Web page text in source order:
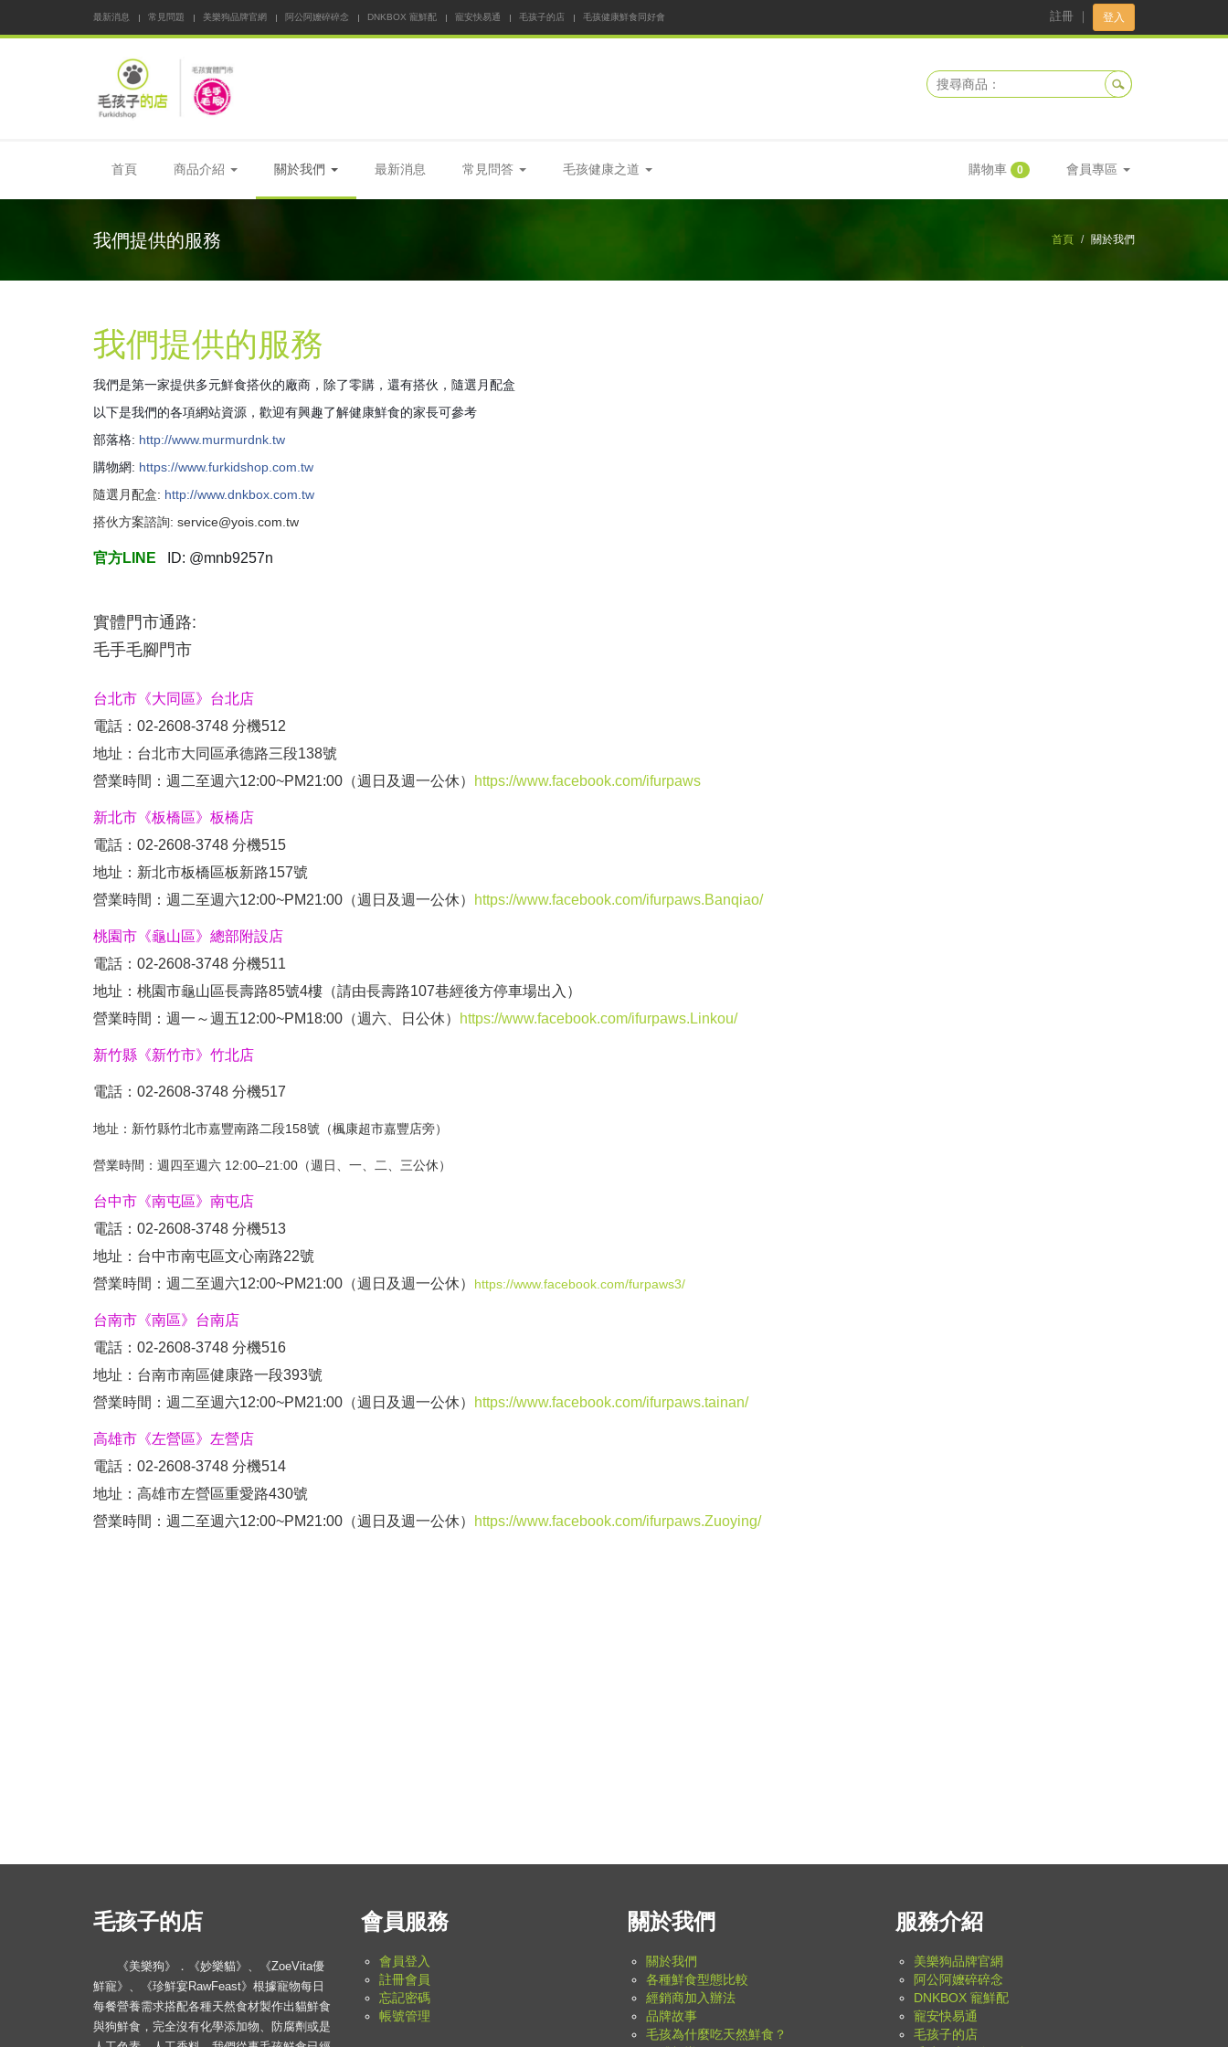
最新消息 常見問題 美樂狗品牌官網 阿公阿嬤碎碎念 DNKBOX 寵鮮配 寵安快易通 毛孩子的店 毛孩健康鮮食同好會 註冊 登入
首頁 商品介紹 關於我們 最新消息 常見問答 毛孩健康之道 購物車 0 會員專區
我們提供的服務 首頁 關於我們
我們提供的服務
我們是第一家提供多元鮮食搭伙的廠商，除了零購，還有搭伙，隨選月配盒
以下是我們的各項網站資源，歡迎有興趣了解健康鮮食的家長可參考
部落格: http://www.murmurdnk.tw
購物網: https://www.furkidshop.com.tw
隨選月配盒: http://www.dnkbox.com.tw
搭伙方案諮詢: service@yois.com.tw
官方LINE ID: @mnb9257n
實體門市通路:
毛手毛腳門市
台北市《大同區》台北店
電話：02-2608-3748 分機512
地址： 台北市大同區承德路三段138號
營業時間：週二至週六12:00~PM21:00（週日及週一公休）
https://www.facebook.com/ifurpaws
新北市《板橋區》板橋店
電話：02-2608-3748 分機515
地址：新北市板橋區板新路157號
營業時間：週二至週六12:00~PM21:00（週日及週一公休）
https://www.facebook.com/ifurpaws.Banqiao/
桃園市《龜山區》總部附設店
電話：02-2608-3748 分機511
地址：桃園市龜山區長壽路85號4樓（請由長壽路107巷經後方停車場出入）
營業時間：週一～週五12:00~PM18:00（週六、日公休）
https://www.facebook.com/ifurpaws.Linkou/
新竹縣《新竹市》竹北店
電話：02-2608-3748 分機517
地址：新竹縣竹北市嘉豐南路二段158號（楓康超市嘉豐店旁）
營業時間：週四至週六 12:00–21:00（週日、一、二、三公休）
台中市《南屯區》南屯店
電話：02-2608-3748 分機513
地址：台中市南屯區文心南路22號
營業時間：週二至週六12:00~PM21:00（週日及週一公休） https://www.facebook.com/furpaws3/
台南市《南區》台南店
電話：02-2608-3748 分機516
地址：台南市南區健康路一段393號
營業時間：週二至週六12:00~PM21:00（週日及週一公休）
https://www.facebook.com/ifurpaws.tainan/
高雄市《左營區》左營店
電話：02-2608-3748 分機514
地址：高雄市左營區重愛路430號
營業時間：週二至週六12:00~PM21:00（週日及週一公休）
https://www.facebook.com/ifurpaws.Zuoying/
毛孩子的店
《美樂狗》．《妙樂貓》、《ZoeVita優
鮮寵》、《珍鮮宴RawFeast》根據寵物每日
每餐營養需求搭配各種天然食材製作出貓鮮食
與狗鮮食，完全沒有化學添加物、防腐劑或是
會員服務
會員登入
註冊會員
忘記密碼
帳號管理
關於我們
關於我們
各種鮮食型態比較
經銷商加入辦法
品牌故事
毛孩為什麼吃天然鮮食？
服務介紹
美樂狗品牌官網
阿公阿嬤碎碎念
DNKBOX 寵鮮配
寵安快易通
毛孩子的店